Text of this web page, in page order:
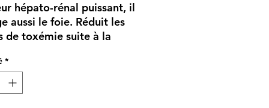
hépato-rénal puissant, il
aussi le foie. Réduit les
de toxémie suite à la
Prévient la
et es calculs rénaux et
les troubles digestifs.
*